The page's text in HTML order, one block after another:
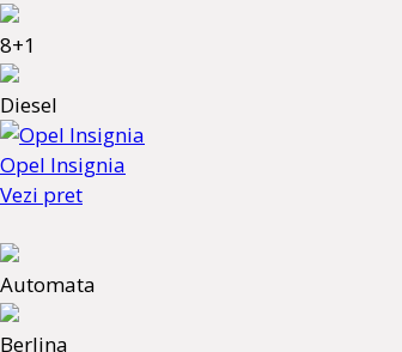
8+1
Diesel
Opel Insignia
Vezi pret
Automata
Berlina